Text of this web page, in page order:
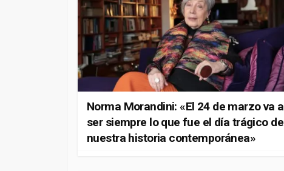
Norma Morandini: «El 24 de marzo va a
ser siempre lo que fue el día trágico de
nuestra historia contemporánea»